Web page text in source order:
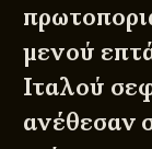
μενού
Ιταλού
ανέθεσαν